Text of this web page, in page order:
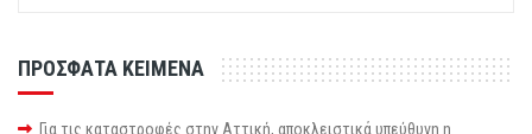
ΠΡΟΣΦΑΤΑ ΚΕΙΜΕΝΑ
Για τις καταστροφές στην Αττική, αποκλειστικά υπεύθυνη η